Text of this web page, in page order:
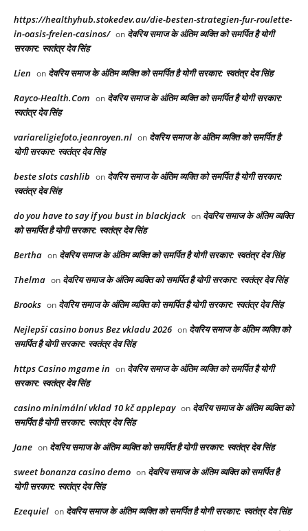
https://healthyhub.stokedev.au/die-besten-strategien-fur-roulette-
in-oasis-freien-casinos/ on देवरिय समाज के अंतिम व्यक्ति को समर्पित है योगी
सरकार: स्वतंत्र देव सिंह
Lien on देवरिय समाज के अंतिम व्यक्ति को समर्पित है योगी सरकार: स्वतंत्र देव सिंह
Rayco-Health.Com on देवरिय समाज के अंतिम व्यक्ति को समर्पित है योगी सरकार:
स्वतंत्र देव सिंह
variareligiefoto.jeanroyen.nl on देवरिय समाज के अंतिम व्यक्ति को समर्पित है
योगी सरकार: स्वतंत्र देव सिंह
beste slots cashlib on देवरिय समाज के अंतिम व्यक्ति को समर्पित है योगी सरकार:
स्वतंत्र देव सिंह
do you have to say if you bust in blackjack on देवरिय समाज के अंतिम व्यक्ति
को समर्पित है योगी सरकार: स्वतंत्र देव सिंह
Bertha on देवरिय समाज के अंतिम व्यक्ति को समर्पित है योगी सरकार: स्वतंत्र देव सिंह
Thelma on देवरिय समाज के अंतिम व्यक्ति को समर्पित है योगी सरकार: स्वतंत्र देव सिंह
Brooks on देवरिय समाज के अंतिम व्यक्ति को समर्पित है योगी सरकार: स्वतंत्र देव सिंह
Nejlepší casino bonus Bez vkladu 2026 on देवरिय समाज के अंतिम व्यक्ति को
समर्पित है योगी सरकार: स्वतंत्र देव सिंह
https Casino mgame in on देवरिय समाज के अंतिम व्यक्ति को समर्पित है योगी
सरकार: स्वतंत्र देव सिंह
casino minimální vklad 10 kč applepay on देवरिय समाज के अंतिम व्यक्ति को
समर्पित है योगी सरकार: स्वतंत्र देव सिंह
Jane on देवरिय समाज के अंतिम व्यक्ति को समर्पित है योगी सरकार: स्वतंत्र देव सिंह
sweet bonanza casino demo on देवरिय समाज के अंतिम व्यक्ति को समर्पित है
योगी सरकार: स्वतंत्र देव सिंह
Ezequiel on देवरिय समाज के अंतिम व्यक्ति को समर्पित है योगी सरकार: स्वतंत्र देव सिंह